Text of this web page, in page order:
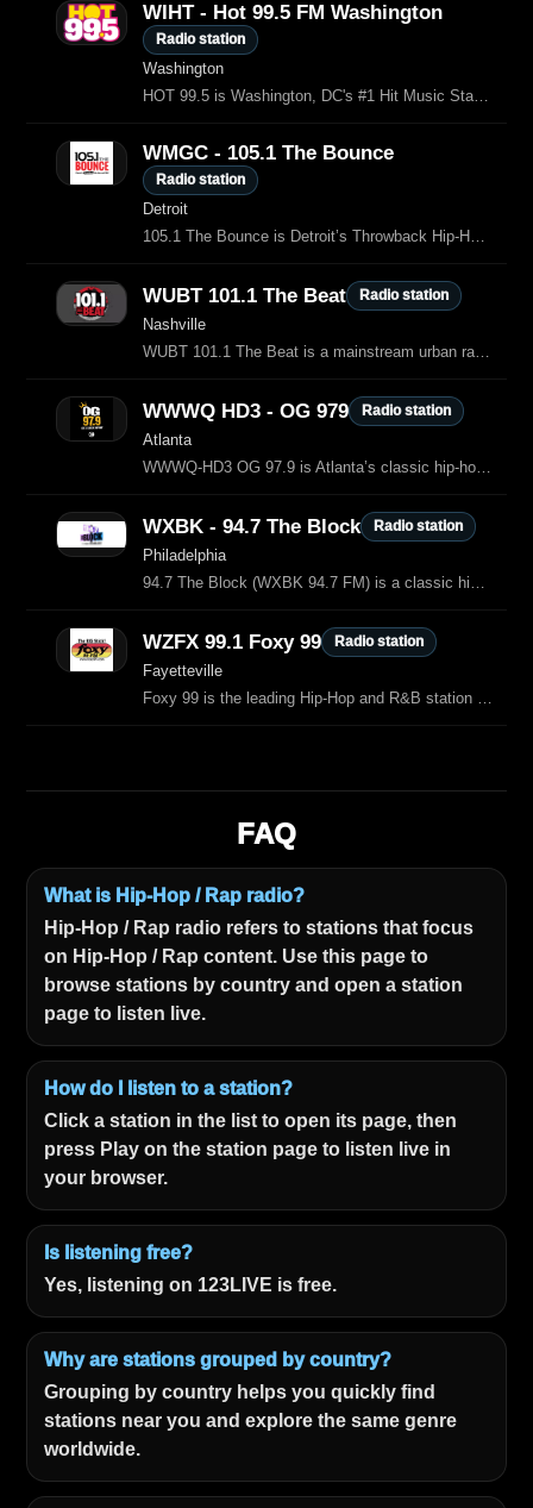
WIHT - Hot 99.5 FM Washington
Radio station
Washington
HOT 99.5 is Washington, DC's #1 Hit Music Station and home of Your Morning Show featuring Intern John, Sos, and Rose, Ryan Seacrest middays, Elizabethany in afternoons, and Nick Gomez at nights.
WMGC - 105.1 The Bounce
Radio station
Detroit
105.1 The Bounce is Detroit’s Throwback Hip‑Hop and R&B station, playing classic hits from the 90s and 2000s and connecting generations with the biggest party music in the city
WUBT 101.1 The Beat Radio station
Nashville
WUBT 101.1 The Beat is a mainstream urban radio station serving the Nashville, Tennessee market, known for hip‑hop and R&B.
WWWQ HD3 - OG 979 Radio station
Atlanta
WWWQ-HD3 OG 97.9 is Atlanta’s classic hip-hop station, playing the biggest throwbacks from the 90s and 2000s.
WXBK - 94.7 The Block Radio station
Philadelphia
94.7 The Block (WXBK 94.7 FM) is a classic hip‑hop and throwbacks station serving the New York City area.
WZFX 99.1 Foxy 99 Radio station
Fayetteville
Foxy 99 is the leading Hip‑Hop and R&B station serving the Fayetteville area, delivering today’s hottest urban hits, top DJs, and engaging entertainment.
FAQ
What is Hip-Hop / Rap radio?
Hip-Hop / Rap radio refers to stations that focus
on Hip-Hop / Rap content. Use this page to
browse stations by country and open a station
page to listen live.
How do I listen to a station?
Click a station in the list to open its page, then
press Play on the station page to listen live in
your browser.
Is listening free?
Yes, listening on 123LIVE is free.
Why are stations grouped by country?
Grouping by country helps you quickly find
stations near you and explore the same genre
worldwide.